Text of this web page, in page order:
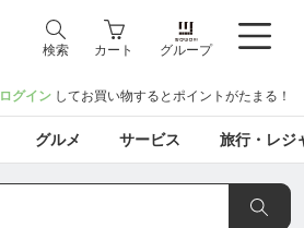
検索 カート グループ
ログイン してお買い物するとポイントがたまる！
グルメ サービス 旅行・レジ